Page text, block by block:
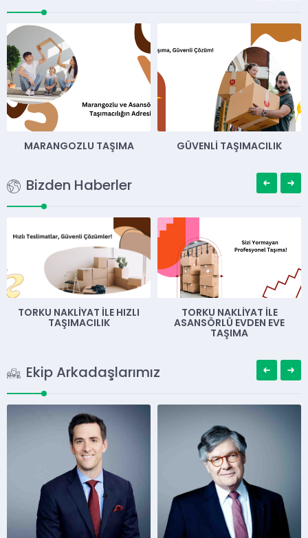
GÜVENLI TAŞIMACILIK AMBALAJLI
Bizden Haberler
İLE HIZLI
TORKU NAKLIYAT İLE
ASANSÖRLÜ EVDEN EVE
TORKU
İLDE
Ekip Arkadaşlarımız